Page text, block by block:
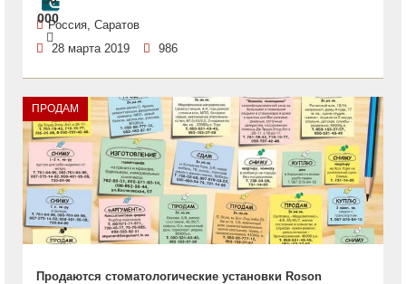
000Россия, Саратов
28 марта 2019
986
ПРОДАМ
Продаются стоматологические установки Roson